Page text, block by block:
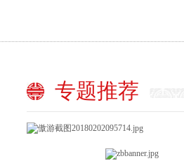
专题推荐